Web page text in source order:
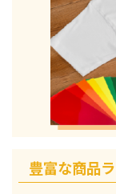
豊富な商品